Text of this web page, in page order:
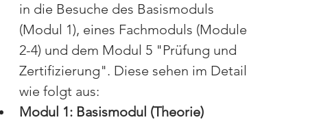
in die Besuche des Basismoduls
(Modul 1), eines Fachmoduls (Module
2-4) und dem Modul 5 "Prüfung und
Zertifizierung". Diese sehen im Detail
wie folgt aus:
Modul 1: Basismodul (Theorie)